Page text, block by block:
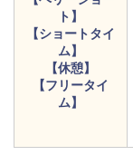
ト】
【ショートタイ
ム】
【休憩】
【フリータイ
ム】